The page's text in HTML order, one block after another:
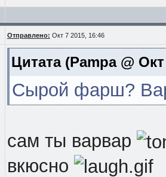
Отправлено: Окт 7 2015, 16:46
Цитата(Pampa @ Окт
Сырой фарш?
сам ты варвар
вкюсно